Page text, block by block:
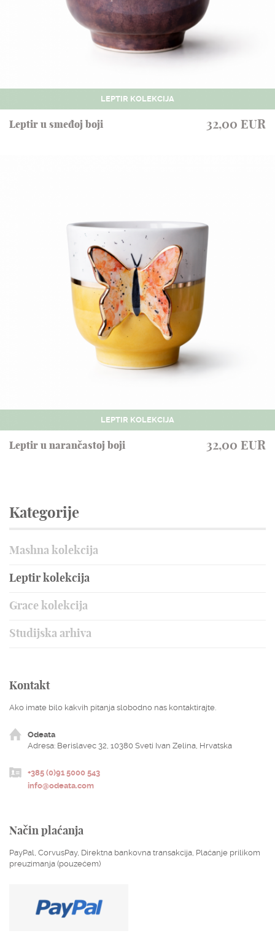
LEPTIR KOLEKCIJA
Leptir u smeđoj boji 32,00 EUR
LEPTIR KOLEKCIJA
Leptir u narančastoj boji 32,00 EUR
Kategorije
Mashna kolekcija
Leptir kolekcija
Grace kolekcija
Studijska arhiva
Kontakt
Ako imate bilo kakvih pitanja slobodno nas kontaktirajte.
Odeata
Adresa: Berislavec 32, 10380 Sveti Ivan Zelina, Hrvatska
+385 (0)91 5000 543
info@odeata.com
Način plaćanja
PayPal, CorvusPay, Direktna bankovna transakcija, Plaćanje prilikom
preuzimanja (pouzećem)